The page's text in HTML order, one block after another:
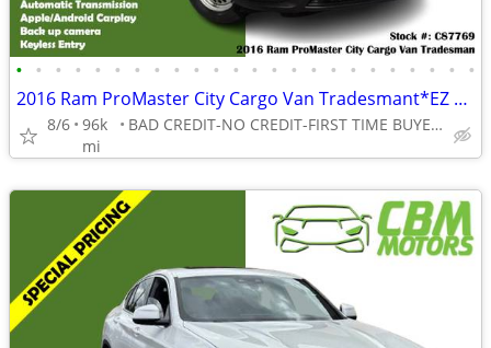
• • • • • • • • • • • • • • • • • • • • • • • •
2016 Ram ProMaster City Cargo Van Tradesmant*EZ FINANCING -LOW DOWN!
8/6 96k
mi
BAD CREDIT-NO CREDIT-FIRST TIME BUYER-NO PROBLEM! 👌